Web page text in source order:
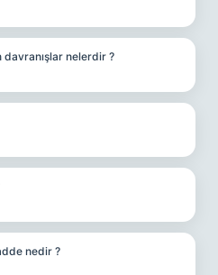
davranışlar nelerdir ?
nedir ?